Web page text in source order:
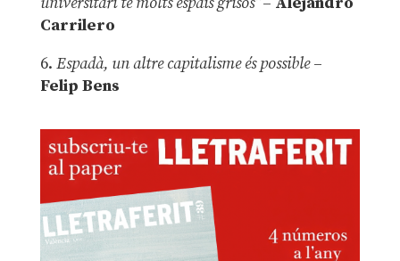
Carrilero
6. Espadà, un altre capitalisme és possible –
Felip Bens